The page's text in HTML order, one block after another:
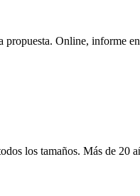
propuesta. Online, informe
los tamaños. Más de 20